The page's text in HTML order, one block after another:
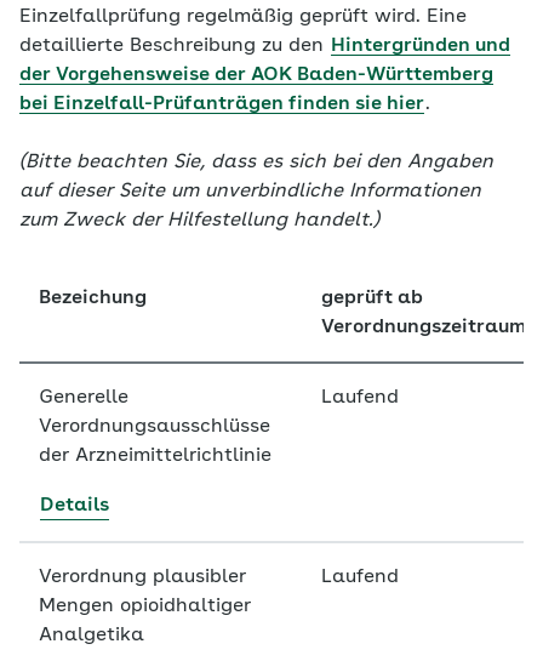
Einzelfallprüfung regelmäßig geprüft wird. Eine
detaillierte Beschreibung zu den
Hintergründen und
der Vorgehensweise der AOK Baden-Württemberg
bei Einzelfall-Prüfanträgen finden sie hier.
(Bitte beachten Sie, dass es sich bei den Angaben
auf dieser Seite um unverbindliche Informationen
zum Zweck der Hilfestellung handelt.)
Bezeichung
geprüft ab
Verordnungszeitraum
Generelle
Verordnungsausschlüsse
der Arzneimittelrichtlinie
Details
Laufend
Verordnung plausibler
Mengen opioidhaltiger
Analgetika
Laufend